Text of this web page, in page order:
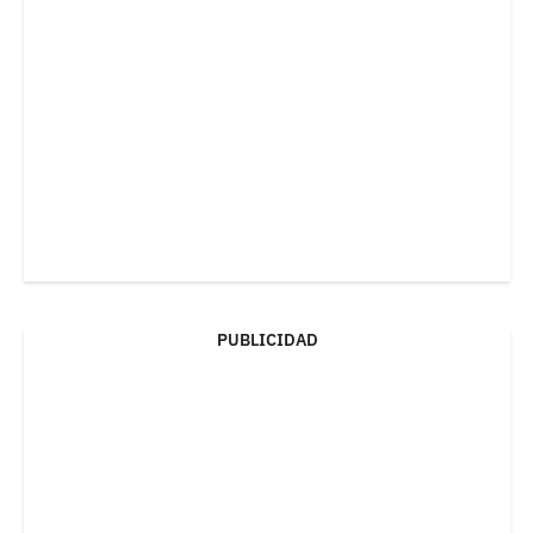
PUBLICIDAD